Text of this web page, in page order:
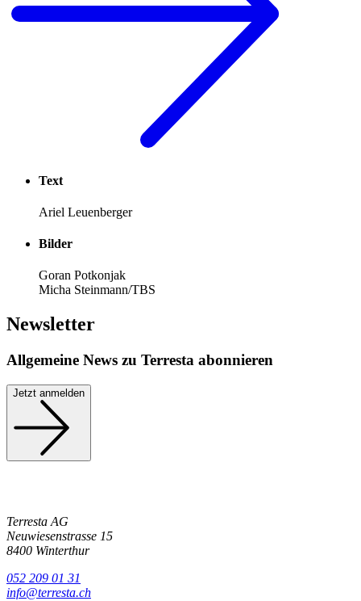
Text
Ariel Leuenberger
Bilder
Goran Potkonjak
Micha Steinmann/TBS
Newsletter
Allgemeine News zu Terresta abonnieren
Jetzt anmelden
Terresta AG
Neuwiesenstrasse 15
8400 Winterthur
052 209 01 31
info@terresta.ch